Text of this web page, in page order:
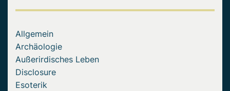
Allgemein
Archäologie
Außerirdisches Leben
Disclosure
Esoterik